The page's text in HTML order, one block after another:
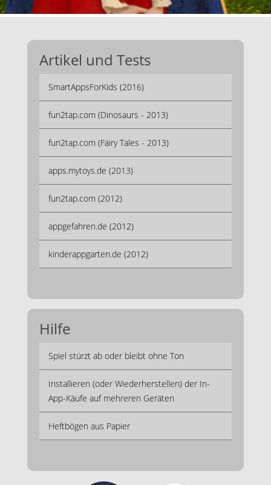
Artikel und Tests
SmartAppsForKids (2016)
fun2tap.com (Dinosaurs - 2013)
fun2tap.com (Fairy Tales - 2013)
apps.mytoys.de (2013)
fun2tap.com (2012)
appgefahren.de (2012)
kinderappgarten.de (2012)
Hilfe
Spiel stürzt ab oder bleibt ohne Ton
Installieren (oder Wiederherstellen) der In-
App-Käufe auf mehreren Geräten
Heftbögen aus Papier